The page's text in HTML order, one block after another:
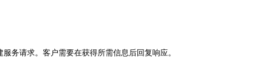
务请求。客户需要在获得所需信息后回复响应。